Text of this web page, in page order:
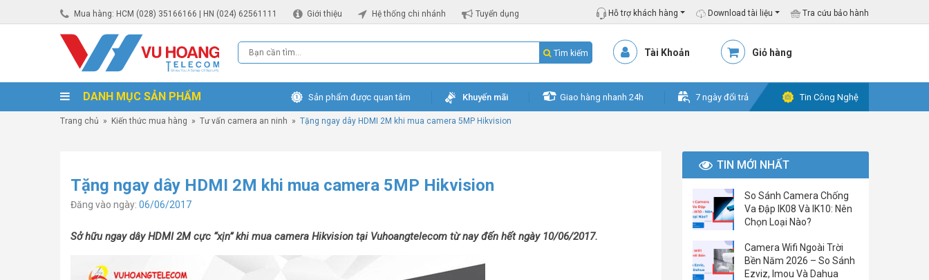
Mua hàng: HCM (028) 35166166 | HN (024) 62561111 Giới thiệu Hệ thống chi nhánh Tuyển dụng Hỗ trợ khách hàng Download tài liệu Tra cứu bảo hành
Tìm kiếm Tài Khoản Giỏ hàng
DANH MỤC SẢN PHẨM Sản phẩm được quan tâm Khuyến mãi Giao hàng nhanh 24h 7 ngày đổi trả Tin Công Nghệ
Trang chủ » Kiến thức mua hàng » Tư vấn camera an ninh » Tặng ngay dây HDMI 2M khi mua camera 5MP Hikvision
Tặng ngay dây HDMI 2M khi mua camera 5MP Hikvision
Đăng vào ngày: 06/06/2017
Sở hữu ngay dây HDMI 2M cực “xịn” khi mua camera Hikvision tại Vuhoangtelecom từ nay đến hết ngày 10/06/2017.
TIN MỚI NHẤT
So Sánh Camera Chống
Va Đập IK08 Và IK10: Nên
Chọn Loại Nào?
Camera Wifi Ngoài Trời
Bền Năm 2026 – So Sánh
Ezviz, Imou Và Dahua